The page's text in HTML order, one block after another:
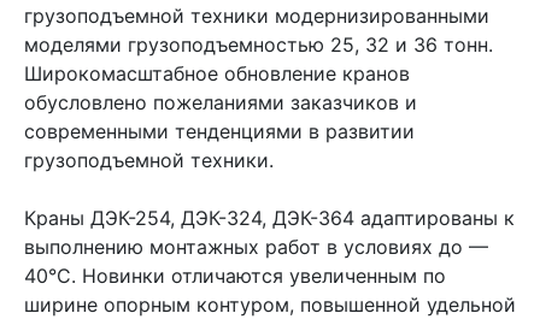
грузоподъемной техники модернизированными
моделями грузоподъемностью 25, 32 и 36 тонн.
Широкомасштабное обновление кранов
обусловлено пожеланиями заказчиков и
современными тенденциями в развитии
грузоподъемной техники.
Краны ДЭК-254, ДЭК-324, ДЭК-364 адаптированы к
выполнению монтажных работ в условиях до —
40°С. Новинки отличаются увеличенным по
ширине опорным контуром, повышенной удельной